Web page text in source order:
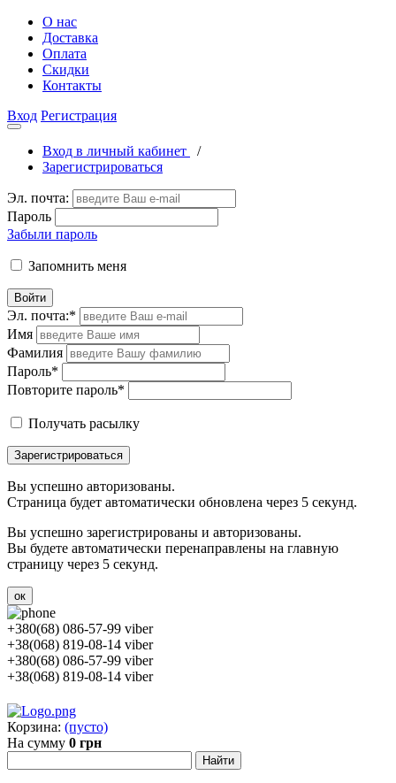
О нас
Доставка
Оплата
Скидки
Контакты
Вход Регистрация
Вход в личный кабинет
/
Зарегистрироваться
Эл. почта:
Пароль
Забыли пароль
Запомнить меня
Войти
Эл. почта:*
Имя
Фамилия
Пароль*
Повторите пароль*
Получать расылку
Зарегистрироваться
Вы успешно авторизованы.
Страница будет автоматически обновлена через 5 секунд.
Вы успешно зарегистрированы и авторизованы.
Вы будете автоматически перенаправлены на главную
страницу через 5 секунд.
ок
+380(68) 086-57-99 viber
+38(068) 819-08-14 viber
+380(68) 086-57-99 viber
+38(068) 819-08-14 viber
Корзина: (пусто)
На сумму 0 грн